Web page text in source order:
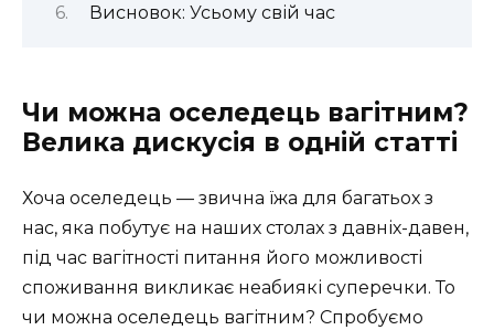
Висновок: Усьому свій час
Чи можна оселедець вагітним?
Велика дискусія в одній статті
Хоча оселедець — звична їжа для багатьох з
нас, яка побутує на наших столах з давніх-давен,
під час вагітності питання його можливості
споживання викликає неабиякі суперечки. То
чи можна оселедець вагітним? Спробуємо